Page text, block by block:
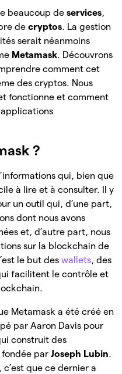
beaucoup de services,
de cryptos. La gestion
serait néanmoins
Metamask. Découvrons
comment cet
des cryptos. Nous
fonctionne et comment
applications
?
qui, bien que
à lire et à consulter. Il y
un outil qui, d’une part,
dont nous avons
et, d’autre part, nous
sur la blockchain de
le but des wallets, des
facilitent le contrôle et
Metamask a été créé en
par Aaron Davis pour
construit des
par Joseph Lubin.
que ce dernier a